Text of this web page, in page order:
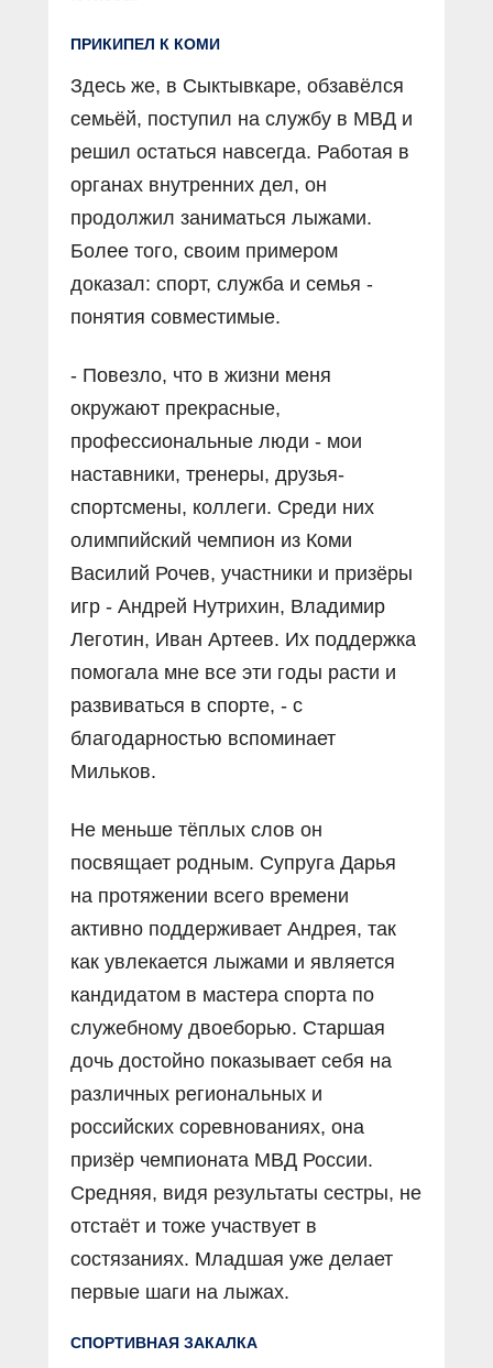
ПРИКИПЕЛ К КОМИ
Здесь же, в Сыктывкаре, обзавёлся
семьёй, поступил на службу в МВД и
решил остаться навсегда. Работая в
органах внутренних дел, он
продолжил заниматься лыжами.
Более того, своим примером
доказал: спорт, служба и семья -
понятия совместимые.
- Повезло, что в жизни меня
окружают прекрасные,
профессиональные люди - мои
наставники, тренеры, друзья-
спортсмены, коллеги. Среди них
олимпийский чемпион из Коми
Василий Рочев, участники и призёры
игр - Андрей Нутрихин, Владимир
Леготин, Иван Артеев. Их поддержка
помогала мне все эти годы расти и
развиваться в спорте, - с
благодарностью вспоминает
Мильков.
Не меньше тёплых слов он
посвящает родным. Супруга Дарья
на протяжении всего времени
активно поддерживает Андрея, так
как увлекается лыжами и является
кандидатом в мастера спорта по
служебному двоеборью. Старшая
дочь достойно показывает себя на
различных региональных и
российских соревнованиях, она
призёр чемпионата МВД России.
Средняя, видя результаты сестры, не
отстаёт и тоже участвует в
состязаниях. Младшая уже делает
первые шаги на лыжах.
СПОРТИВНАЯ ЗАКАЛКА